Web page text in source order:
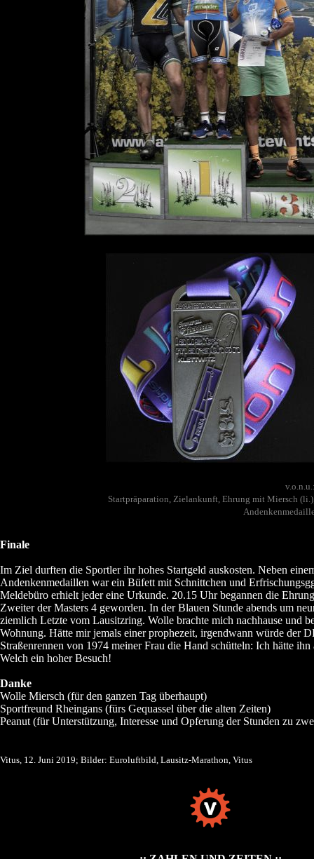
Startpräparation, Zielankunft, Ehrung mit Miersch
Finale
Im Ziel durften die Sportler ihr hohes Startgeld auskosten. Neben
Andenkenmedaillen war ein Büfett mit Schnittchen und
Meldebüro erhielt jeder eine Urkunde. 20.15 Uhr begannen die
Zweiter der Masters 4 geworden. In der Blauen Stunde abends um
ziemlich Letzte vom Lausitzring. Wolle brachte mich nachhause und
Wohnung. Hätte mir jemals einer prophezeit, irgendwann würde der
Straßenrennen von 1974 meiner Frau die Hand schütteln: Ich hätte
Welch ein hoher Besuch!
Danke
Wolle Miersch (für den ganzen Tag überhaupt)
Sportfreund Rheingans (fürs Gequassel über die alten Zeiten)
Peanut (für Unterstützung, Interesse und Opferung der Stunden zu
Vitus, 12. Juni 2019; Bilder: Euroluftbild, Lausitz-Marathon, Vitus